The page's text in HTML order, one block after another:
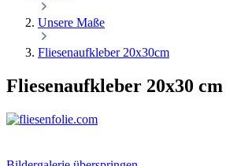
Unsere Maße
Fliesenaufkleber 20x30cm
Fliesenaufkleber 20x30